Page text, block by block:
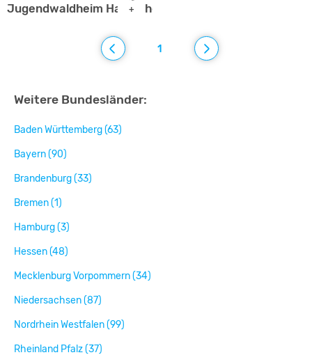
+
Jugendwaldheim Hartenholm
1
Weitere Bundesländer:
Baden Württemberg (63)
Bayern (90)
Brandenburg (33)
Bremen (1)
Hamburg (3)
Hessen (48)
Mecklenburg Vorpommern (34)
Niedersachsen (87)
Nordrhein Westfalen (99)
Rheinland Pfalz (37)